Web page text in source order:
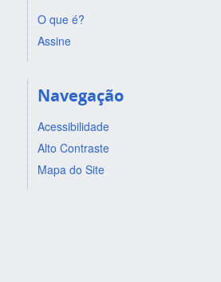
O que é?
Assine
Navegação
Acessibilidade
Alto Contraste
Mapa do Site